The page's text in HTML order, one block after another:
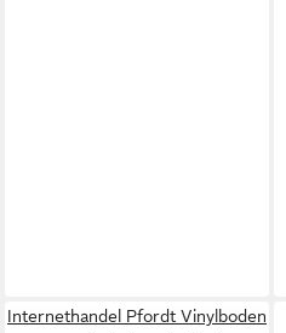
Internethandel Pfordt Vinylboden